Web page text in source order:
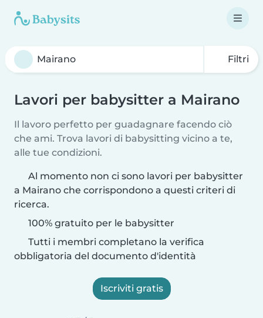
Filtri
Lavori per babysitter a Mairano
Il lavoro perfetto per guadagnare facendo ciò
che ami. Trova lavori di babysitting vicino a te,
alle tue condizioni.
Al momento non ci sono lavori per babysitter
a Mairano che corrispondono a questi criteri di
ricerca.
100% gratuito per le babysitter
Tutti i membri completano la verifica
obbligatoria del documento d'identità
Iscriviti gratis